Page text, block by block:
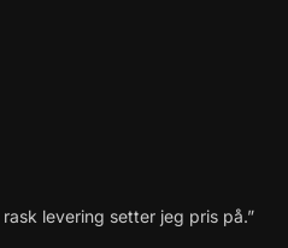
levering setter jeg pris på.”